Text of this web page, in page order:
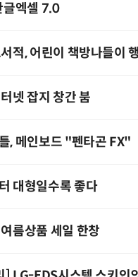
글엑셀 7.0
적, 어린이 책방나들이
넷 잡지 창간 붐
, 메인보드 "펜타곤 FX"
대형일수록 좋다
름상품 세일 한창